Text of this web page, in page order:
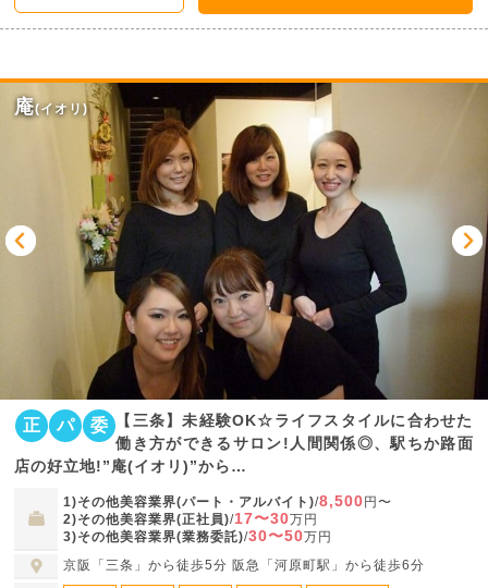
庵(イオリ)
正 パ 委
【三条】未経験OK☆ライフスタイルに合わせた
働き方ができるサロン!人間関係◎、駅ちか路面
店の好立地!”庵(イオリ)”から…
1)その他美容業界(パート・アルバイト)/8,500円〜
2)その他美容業界(正社員)/17〜30万円
3)その他美容業界(業務委託)/30〜50万円
京阪「三条」から徒歩5分 阪急「河原町駅」から徒歩6分